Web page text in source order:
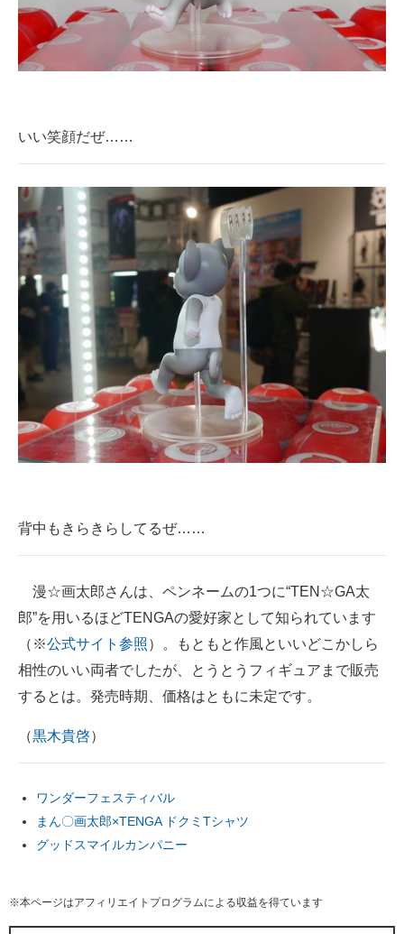
いい笑顔だぜ……
背中もきらきらしてるぜ……
漫☆画太郎さんは、ペンネームの1つに“TEN☆GA太
郎”を用いるほどTENGAの愛好家として知られています
（※公式サイト参照）。もともと作風といいどこかしら
相性のいい両者でしたが、とうとうフィギュアまで販売
するとは。発売時期、価格はともに未定です。
（黒木貴啓）
ワンダーフェスティバル
まん〇画太郎×TENGA ドクミTシャツ
グッドスマイルカンパニー
※本ページはアフィリエイトプログラムによる収益を得ています